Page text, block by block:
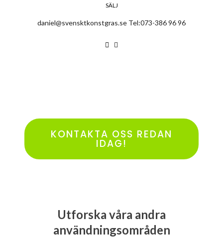
SÄLJ
daniel@svensktkonstgras.se Tel:073-386 96 96
KONTAKTA OSS REDAN
IDAG!
Utforska våra andra
användningsområden